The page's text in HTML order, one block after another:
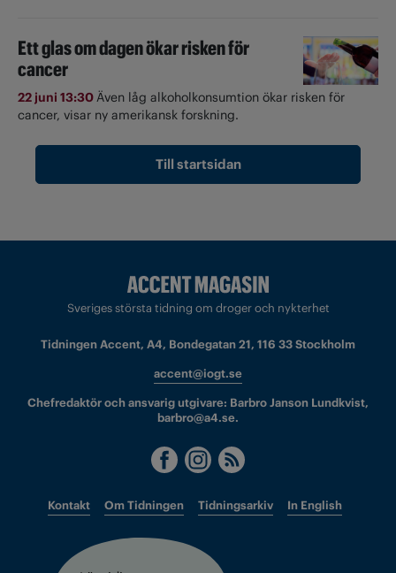
Ett glas om dagen ökar risken för
cancer
22 juni 13:30Även låg alkoholkonsumtion ökar risken för
cancer, visar ny amerikansk forskning.
Till startsidan
Sveriges största tidning om droger och nykterhet
Tidningen Accent, A4, Bondegatan 21, 116 33 Stockholm
accent@iogt.se
Chefredaktör och ansvarig utgivare: Barbro Janson Lundkvist,
barbro@a4.se.
Kontakt Om Tidningen Tidningsarkiv In English